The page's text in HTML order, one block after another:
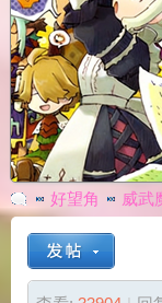
好望角 威武